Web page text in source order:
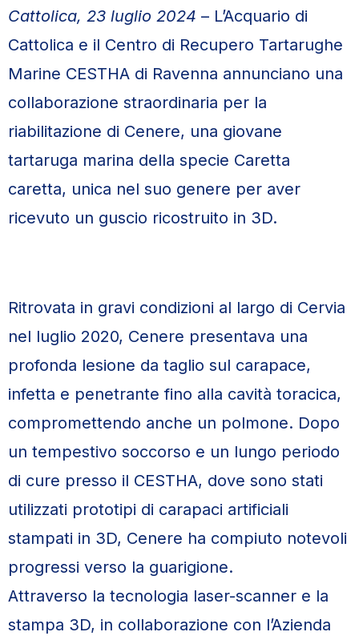
Cattolica, 23 luglio 2024 – L’Acquario di
Cattolica e il Centro di Recupero Tartarughe
Marine CESTHA di Ravenna annunciano una
collaborazione straordinaria per la
riabilitazione di Cenere, una giovane
tartaruga marina della specie Caretta
caretta, unica nel suo genere per aver
ricevuto un guscio ricostruito in 3D.
Ritrovata in gravi condizioni al largo di Cervia
nel luglio 2020, Cenere presentava una
profonda lesione da taglio sul carapace,
infetta e penetrante fino alla cavità toracica,
compromettendo anche un polmone. Dopo
un tempestivo soccorso e un lungo periodo
di cure presso il CESTHA, dove sono stati
utilizzati prototipi di carapaci artificiali
stampati in 3D, Cenere ha compiuto notevoli
progressi verso la guarigione.
Attraverso la tecnologia laser-scanner e la
stampa 3D, in collaborazione con l’Azienda